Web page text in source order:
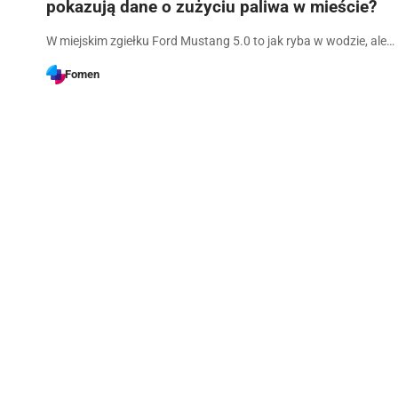
pokazują dane o zużyciu paliwa w mieście?
W miejskim zgiełku Ford Mustang 5.0 to jak ryba w wodzie, ale…
Fomen